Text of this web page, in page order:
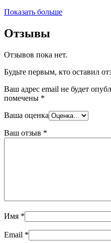
Показать больше
Отзывы
Отзывов пока нет.
Будьте первым, кто оставил
Ваш адрес email не будет
помечены *
Ваша оценка
Ваш отзыв *
Имя *
Email *